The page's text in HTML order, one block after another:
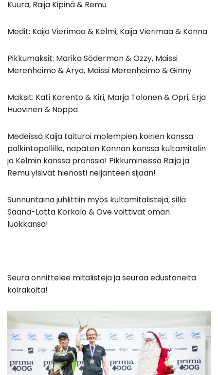
Kuura, Raija Kipinä & Remu
Medit: Kaija Vierimaa & Kelmi, Kaija Vierimaa & Konna
Pikkumaksit: Marika Söderman & Ozzy, Maissi
Merenheimo & Arya, Maissi Merenheimo & Ginny
Maksit: Kati Korento & Kiri, Marja Tolonen & Opri, Erja
Huovinen & Noppa
Medeissä Kaija taituroi molempien koirien kanssa
palkintopallille, napaten Konnan kanssa kultamitalin
ja Kelmin kanssa pronssia! Pikkumineissä Raija ja
Remu ylsivät hienosti neljänteen sijaan!
Sunnuntaina juhlittiin myös kultamitalisteja, sillä
Saana-Lotta Korkala & Ove voittivat oman
luokkansa!
Seura onnittelee mitalisteja ja seuraa edustaneita
koirakoita!